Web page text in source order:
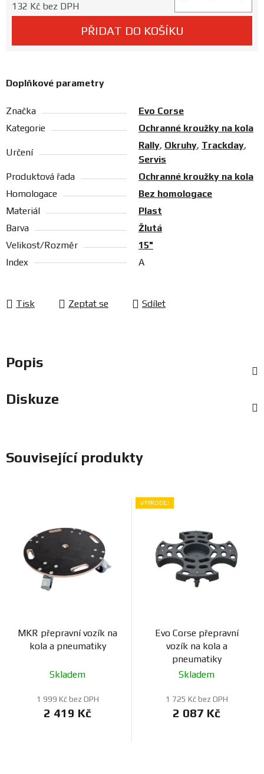
132 Kč bez DPH
PŘIDAT DO KOŠÍKU
Doplňkové parametry
Značka
Evo Corse
Kategorie
Ochranné kroužky na kola
Určení
Rally, Okruhy, Trackday,
Servis
Produktová řada
Ochranné kroužky na kola
Homologace
Bez homologace
Materiál
Plast
Barva
Žlutá
Velikost/Rozměr
15"
Index
A
Tisk Zeptat se Sdílet
Popis
Diskuze
Související produkty
MKR přepravní vozík na
kola a pneumatiky
Skladem
1 999 Kč bez DPH
2 419 Kč
VÝPRODEJ
Evo Corse přepravní
vozík na kola a
pneumatiky
Skladem
1 725 Kč bez DPH
2 087 Kč